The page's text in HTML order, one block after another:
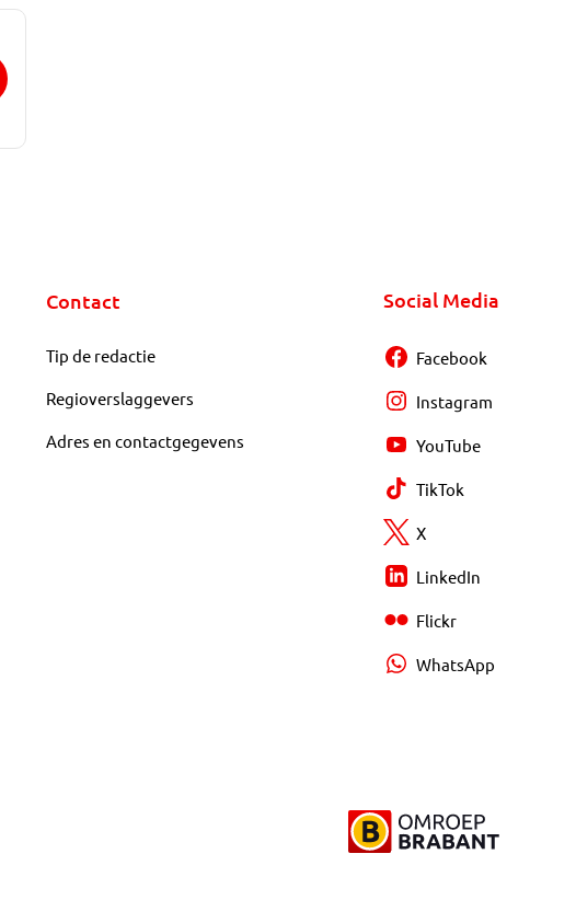
Contact
Tip de redactie
Regioverslaggevers
Adres en contactgegevens
Social Media
Facebook
Instagram
YouTube
TikTok
X
LinkedIn
Flickr
WhatsApp